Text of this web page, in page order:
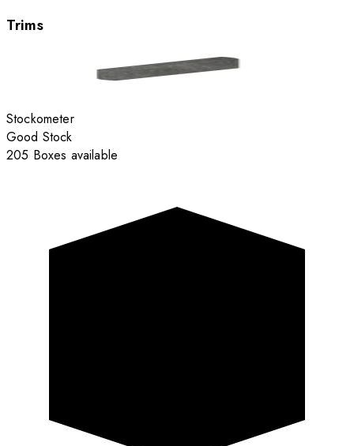
Trims
Stockometer
Good Stock
205 Boxes available